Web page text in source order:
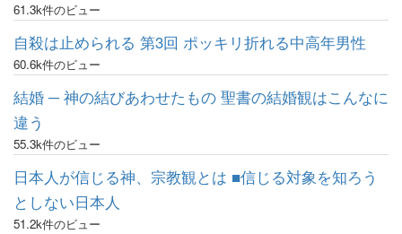
61.3k件のビュー
自殺は止められる 第3回 ポッキリ折れる中高年男性
60.6k件のビュー
結婚 ─ 神の結びあわせたもの 聖書の結婚観はこんなに
違う
55.3k件のビュー
日本人が信じる神、宗教観とは ■信じる対象を知ろう
としない日本人
51.2k件のビュー